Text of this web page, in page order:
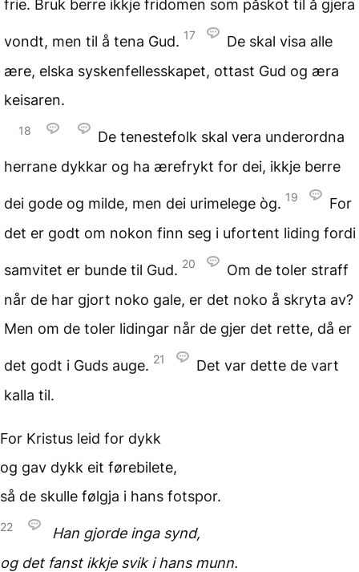
frie. Bruk berre ikkje fridomen som påskot til å gjera
vondt, men til å tena Gud. 17
De skal visa alle
ære, elska syskenfellesskapet, ottast Gud og æra
keisaren.
18
De tenestefolk skal vera underordna
herrane dykkar og ha ærefrykt for dei, ikkje berre
dei gode og milde, men dei urimelege òg. 19
For
det er godt om nokon finn seg i ufortent liding fordi
samvitet er bunde til Gud. 20
Om de toler straff
når de har gjort noko gale, er det noko å skryta av?
Men om de toler lidingar når de gjer det rette, då er
det godt i Guds auge. 21
Det var dette de vart
kalla til.
For Kristus leid for dykk
og gav dykk eit førebilete,
så de skulle følgja i hans fotspor.
22
Han gjorde inga synd,
og det fanst ikkje sviki hans munn.